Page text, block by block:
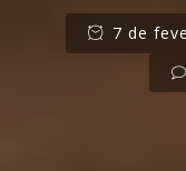
7 de